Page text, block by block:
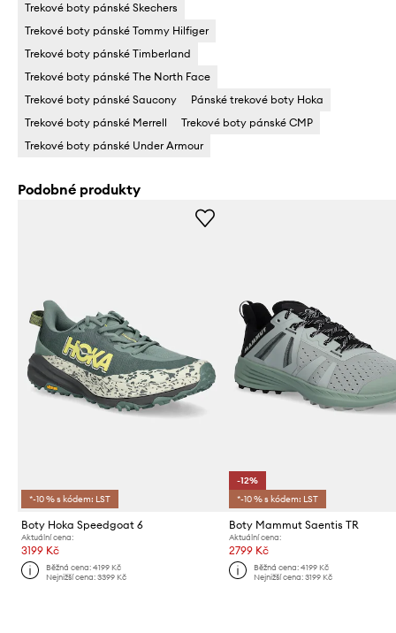
Trekové boty pánské Skechers
Trekové boty pánské Tommy Hilfiger
Trekové boty pánské Timberland
Trekové boty pánské The North Face
Trekové boty pánské Saucony
Pánské trekové boty Hoka
Trekové boty pánské Merrell
Trekové boty pánské CMP
Trekové boty pánské Under Armour
Podobné produkty
*-10 % s kódem: LST
Boty Hoka Speedgoat 6
Aktuální cena:
3199 Kč
Běžná cena:4199 Kč
Nejnižší cena:3399 Kč
-12%
*-10 % s kódem: LST
Boty Mammut Saentis TR
Aktuální cena:
2799 Kč
Běžná cena: 4199 Kč
Nejnižší cena: 3199 Kč